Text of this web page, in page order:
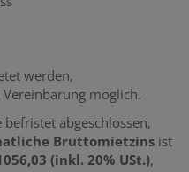
werden,
möglich.
abgeschlossen,
Bruttomietzins ist
(inkl. 20% USt.),